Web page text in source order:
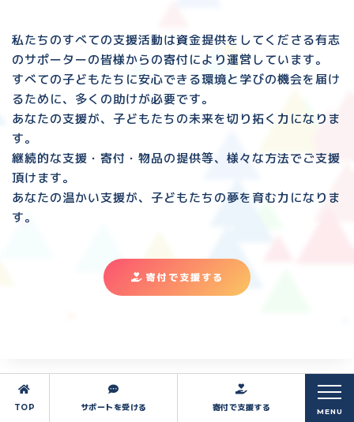
私たちのすべての支援活動は資金提供をしてくださる有志
のサポーターの皆様からの寄付により運営しています。
すべての子どもたちに安心できる環境と 学びの機会を届け
るために、多くの助けが必要です。
あなたの支援が、子どもたちの未来を切り拓く力になりま
す。
継続的な支援・寄付・物品の提供等、様々な方法でご支援
頂けます。
あなたの温かい支援が、子どもたちの夢を育む力になりま
す。
寄付で支援する
TOP サポートを受ける 寄付で支援する MENU